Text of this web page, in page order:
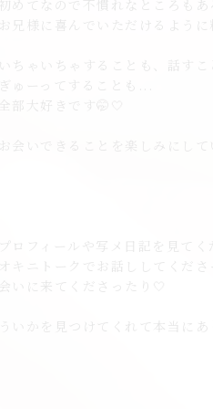
初めてなので不慣れなところもあ
お兄様に喜んでいただけるように
いちゃいちゃすることも、話す
ぎゅーってすることも...
全部大好きです🤭🤍
お会いできることを楽しみにして
プロフィールや写メ日記を見てく
オキニトークでお話ししてくださ
会いに来てくださったり🤍
ういかを見つけてくれて本当に